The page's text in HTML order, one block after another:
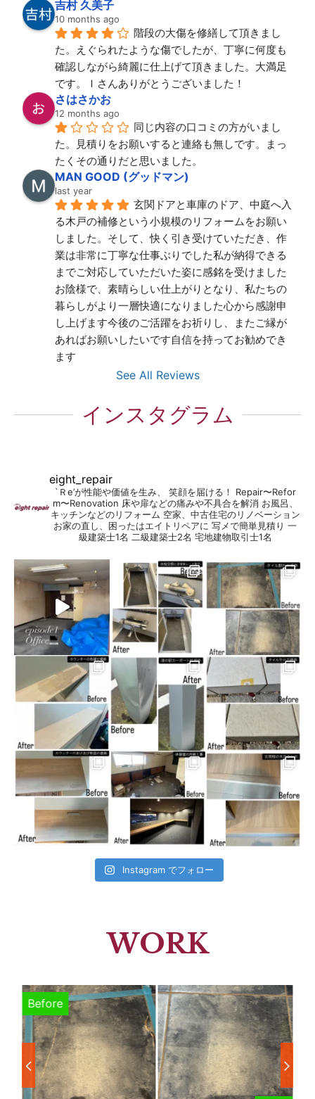
吉村 久美子
10 months ago
階段の大傷を修繕して頂きまし
た。えぐられたような傷でしたが、丁寧に何度も
確認しながら綺麗に仕上げて頂きました。大満足
です。Ｉさんありがとうございました！
さはさかお
12 months ago
同じ内容の口コミの方がいまし
た。見積りをお願いすると連絡も無しです。まっ
たくその通りだと思いました。
MAN GOOD (グッドマン)
last year
玄関ドアと車庫のドア、中庭へ入
る木戸の補修という小規模のリフォームをお願い
しました。そして、快く引き受けていただき、作
業は非常に丁寧な仕事ぶりでした私が納得できる
までご対応していただいた姿に感銘を受けました
お陰様で、素晴らしい仕上がりとなり、私たちの
暮らしがより一層快適になりました心から感謝申
し上げます今後のご活躍をお祈りし、またご縁が
あればお願いしたいです自信を持ってお勧めでき
ます
See All Reviews
インスタグラム
eight_repair
`Ｒe’が性能や価値を生み、 笑顔を届ける！
Repair〜Refor
m〜Renovation 床や扉などの痛みや不具合を解消 お風呂、
キッチンなどのリフォーム 空家、中古住宅のリノベーション
お家の直し、困ったはエイトリペアに 写メで簡単見積り 一
級建築士1名 二級建築士2名 宅地建物取引士1名
Instagram でフォロー
WORK
Before